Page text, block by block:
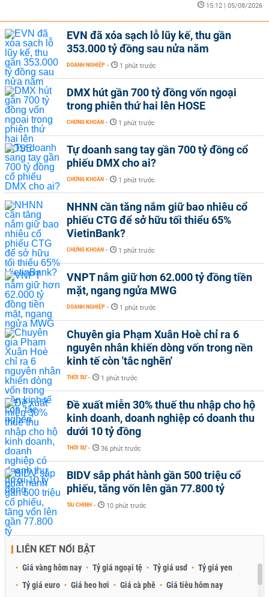
15:12 | 05/08/2026
EVN đã xóa sạch lỗ lũy kế, thu gần
353.000 tỷ đồng sau nửa năm
DOANH NGHIỆP - 1 phút trước
DMX hút gần 700 tỷ đồng vốn ngoại
trong phiên thứ hai lên HOSE
CHỨNG KHOÁN - 1 phút trước
Tự doanh sang tay gần 700 tỷ đồng cổ
phiếu DMX cho ai?
CHỨNG KHOÁN - 1 phút trước
NHNN cần tăng nắm giữ bao nhiêu cổ
phiếu CTG để sở hữu tối thiểu 65%
VietinBank?
CHỨNG KHOÁN - 1 phút trước
VNPT nắm giữ hơn 62.000 tỷ đồng tiền
mặt, ngang ngửa MWG
DOANH NGHIỆP - 1 phút trước
Chuyên gia Phạm Xuân Hoè chỉ ra 6
nguyên nhân khiến dòng vốn trong nền
kinh tế còn 'tắc nghẽn'
THỜI SỰ - 1 phút trước
Đề xuất miễn 30% thuế thu nhập cho hộ
kinh doanh, doanh nghiệp có doanh thu
dưới 10 tỷ đồng
THỜI SỰ - 36 phút trước
BIDV sắp phát hành gần 500 triệu cổ
phiếu, tăng vốn lên gần 77.800 tỷ
TÀI CHÍNH - 10 phút trước
LIÊN KẾT NỔI BẬT
Giá vàng hôm nay Tỷ giá ngoại tệ Tỷ giá usd
Tỷ giá yen
Tỷ giá euro
Giá heo hơi Giá cà phê Giá tiêu hôm nay